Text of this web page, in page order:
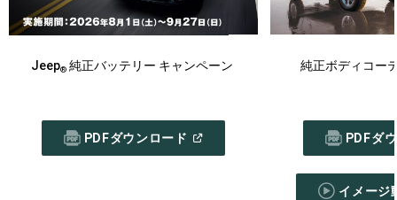
Jeep®純正バッテリー キャンペーン
PDFダウンロード OPEN
純正ボディコー
PDFダ
イメージ